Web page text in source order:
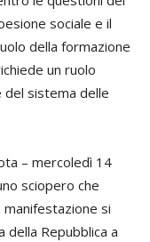
sociale e il
della formazione
un ruolo
sistema delle
– mercoledì 14
sciopero che
manifestazione si
della Repubblica a